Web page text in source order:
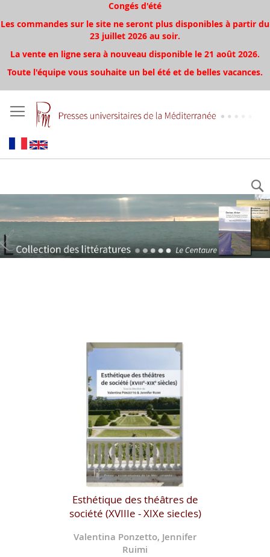
Congés d'été
Les commandes sur le site ne seront plus disponibles à partir du
23 juillet 2026 au soir.
La vente en ligne sera à nouveau disponible le 21 août 2026.
Toute l'équipe vous souhaite un bel été et de belles vacances.
Esthétique des théâtres de
société (XVIIIe - XIXe siecles)
Valentina Ponzetto, Jennifer
Ruimi